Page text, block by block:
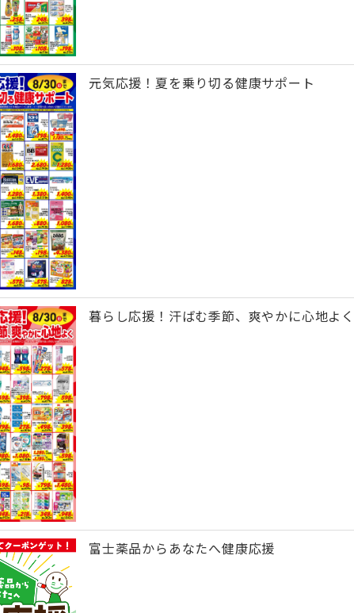
元気応援！夏を乗り切る健康サポート
暮らし応援！汗ばむ季節、爽やかに心地よく
富士薬品からあなたへ健康応援